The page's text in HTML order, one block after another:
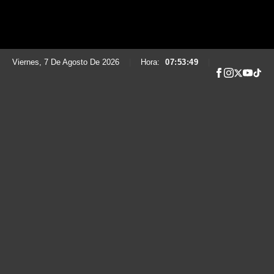
Viernes, 7 De Agosto De 2026 Hora: 07:53:50